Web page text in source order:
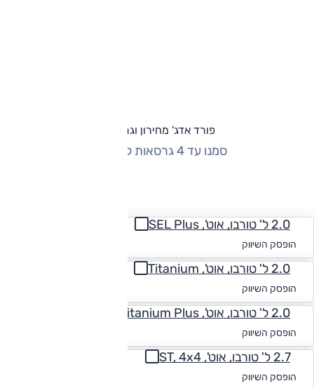
פורד אדג' מחירון וגרסאות
סמנו עד 4 גרסאות להשוואה
2.0 ל' טורבו, אוט', SEL Plus
הופסק השיווק
2.0 ל' טורבו, אוט', Titanium
הופסק השיווק
2.0 ל' טורבו, אוט', Titanium Plus
הופסק השיווק
2.7 ל' טורבו, אוט', ST, 4x4
הופסק השיווק